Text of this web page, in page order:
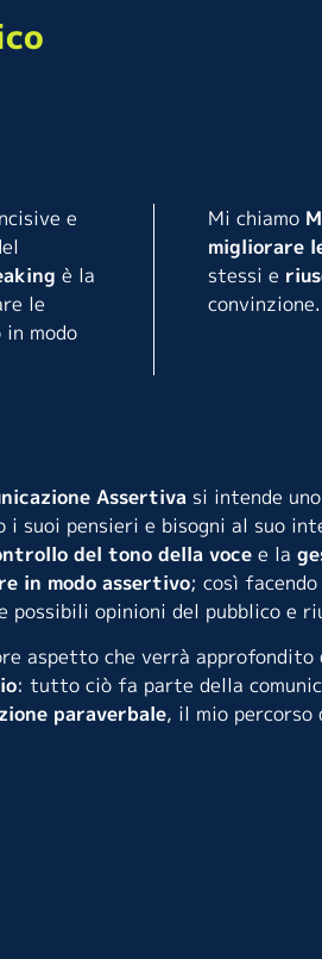
e
è la
le
modo
Mi chiamo
migliorare
stessi e
convinzione.
Assertivasi intende uno
i suoi pensieri e bisogni al suo
del tono della voce e la
in modo assertivo; così
possibili opinioni del pubblico e
aspetto che verrà approfondito
: tutto ciò fa parte della
paraverbale, il mio percorso